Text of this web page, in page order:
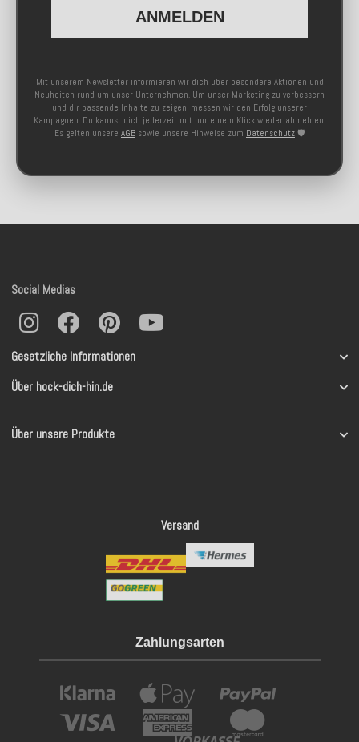
ANMELDEN
Mit unserem Newsletter informieren wir dich über besondere Aktionen und
Neuheiten rund um unser Unternehmen. Um unser Marketing zu verbessern
und dir passende Inhalte zu zeigen, messen wir den Erfolg unserer
Kampagnen. Du kannst dich jederzeit mit nur einem Klick wieder abmelden.
Es gelten unsere AGB sowie unsere Hinweise zum Datenschutz 🛡️
Gesetzliche Informationen
Über hock-dich-hin.de
Über unsere Produkte
Social Medias
Versand
Zahlungsarten